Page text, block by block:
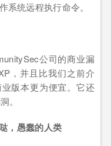
系统远程执行命令。
公司的商业漏
，并且比我们之前介
版本更为便宜。它还
。
愚蠢的人类